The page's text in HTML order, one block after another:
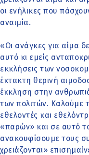
οι ενήλικες που
αναιμία.
«Οι ανάγκες για αίμα
αυτό κι εμείς
εκκλήσεις των
έκτακτη θερινή
έκκληση στην
των πολιτών. Καλούμε
εθελοντές και
«παρών» και σε αυτό
ανακουφίσουμε τους
χρειάζονται»